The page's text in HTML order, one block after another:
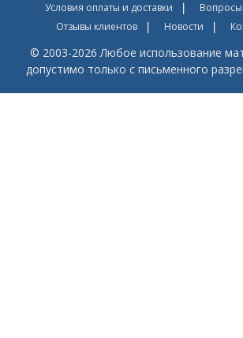
Условия оплаты и доставки
Вопросы
Отзывы клиентов
Новости
© 2003-2026 Любое использование
допустимо только с письменного